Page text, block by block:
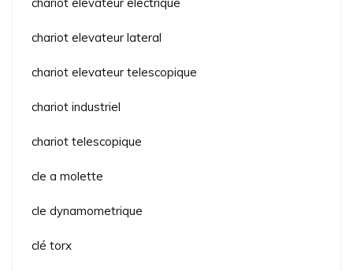
chariot elevateur lateral
chariot elevateur telescopique
chariot industriel
chariot telescopique
cle a molette
cle dynamometrique
clé torx